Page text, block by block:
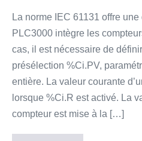
La norme IEC 61131 offre
PLC3000 intègre les
cas, il est nécessaire de
présélection %Ci.PV,
entière. La valeur courante
lorsque %Ci.R est activé. La
compteur est mise à la […]